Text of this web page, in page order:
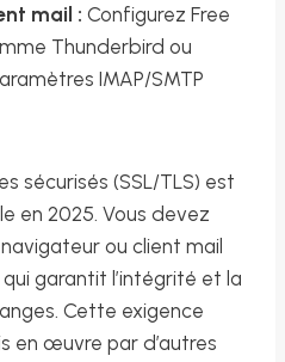
mail : Configurez Free
Thunderbird ou
IMAP/SMTP
sécurisés (SSL/TLS) est
en 2025. Vous devez
ou client mail
garantit l’intégrité et la
Cette exigence
en œuvre par d’autres